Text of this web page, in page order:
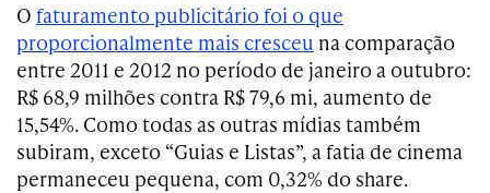
O faturamento publicitário foi o que
proporcionalmente mais cresceu na comparação
entre 2011 e 2012 no período de janeiro a outubro:
R$ 68,9 milhões contra R$ 79,6 mi, aumento de
15,54%. Como todas as outras mídias também
subiram, exceto “Guias e Listas”, a fatia de cinema
permaneceu pequena, com 0,32% do share.